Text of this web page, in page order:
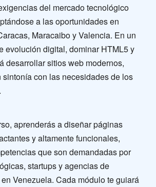
del mercado tecnológico
a las oportunidades en
Maracaibo y Valencia. En un
evolución digital, dominar HTML5 y
desarrollar sitios web modernos,
sintonía con las necesidades de los
aprenderás a diseñar páginas
y altamente funcionales,
que son demandadas por
startups y agencias de
Venezuela. Cada módulo te guiará